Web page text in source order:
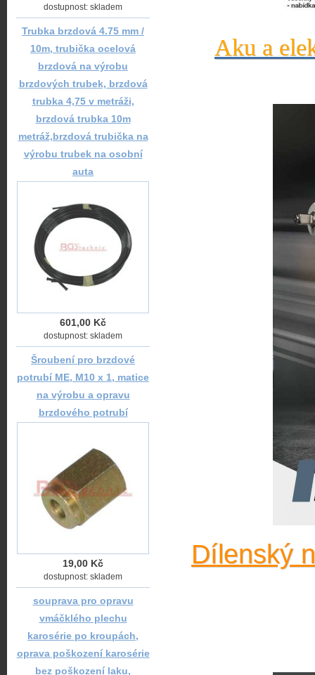
Aku a
Dílenský
dostupnost: skladem
Trubka brzdová 4.75 mm /
10m, trubička ocelová
brzdová na výrobu
brzdových trubek, brzdová
trubka 4,75 v metráži,
brzdová trubka 10m
metráž,brzdová trubička na
výrobu trubek na osobní
auta
601,00 Kč
dostupnost: skladem
Šroubení pro brzdové
potrubí ME, M10 x 1, matice
na výrobu a opravu
brzdového potrubí
19,00 Kč
dostupnost: skladem
souprava pro opravu
vmáčklého plechu
karosérie po kroupách,
oprava poškození karosérie
bez poškození laku,